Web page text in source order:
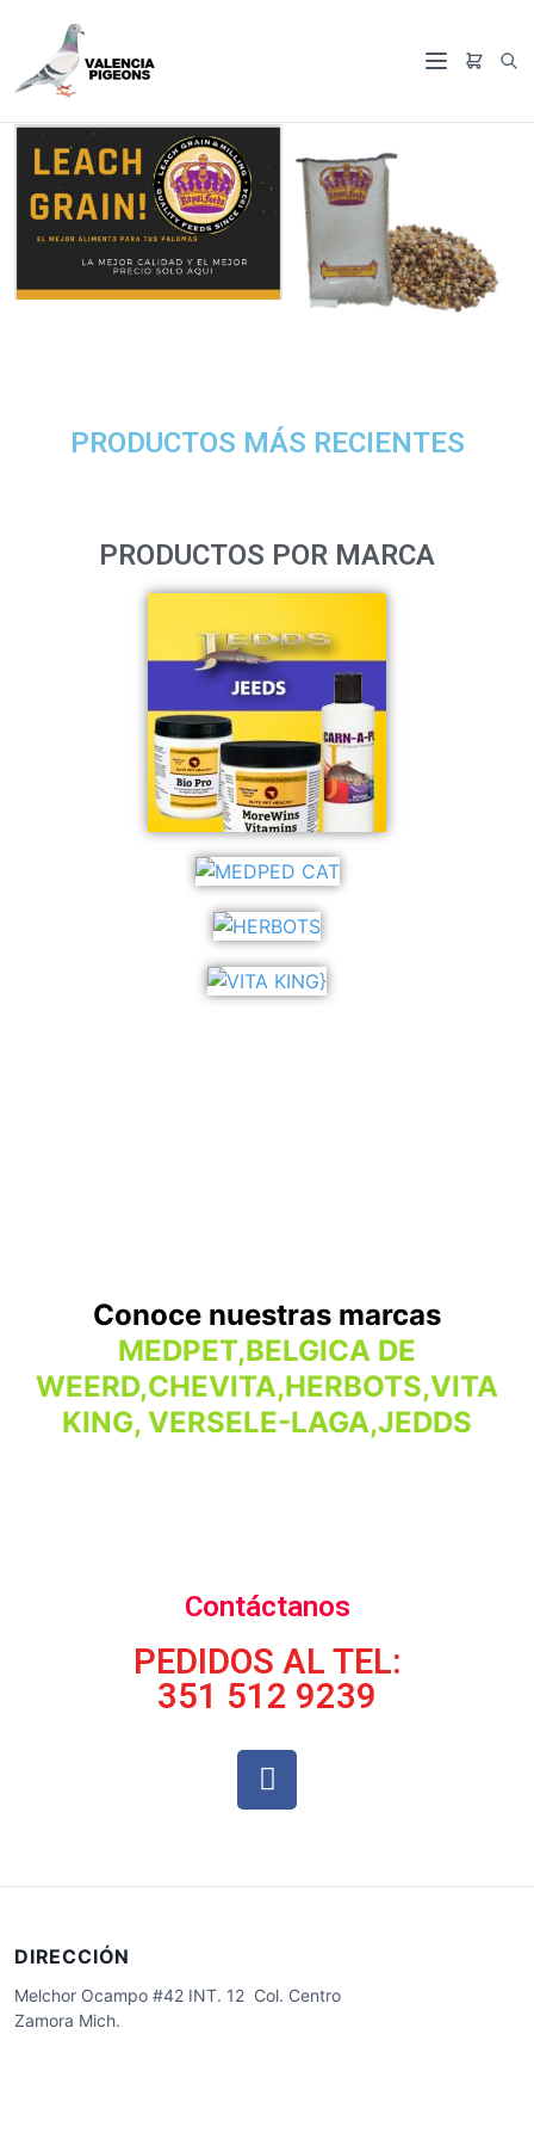
PRODUCTOS MÁS RECIENTES
PRODUCTOS POR MARCA
Conoce nuestras marcas
MEDPET,BELGICA DE
WEERD,CHEVITA,HERBOTS,VITA
KING, VERSELE-LAGA,JEDDS
Contáctanos
PEDIDOS AL TEL:
351 512 9239
DIRECCIÓN
Melchor Ocampo #42 INT. 12 Col. Centro
Zamora Mich.